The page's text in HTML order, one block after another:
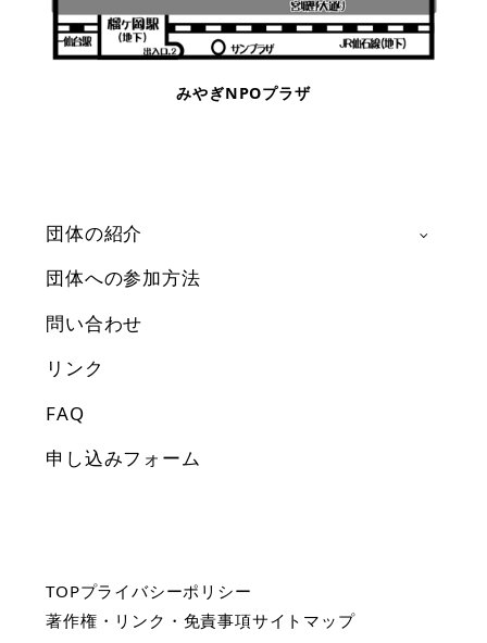
みやぎNPOプラザ
団体の紹介
団体への参加方法
問い合わせ
リンク
FAQ
申し込みフォーム
TOPプライバシーポリシー
著作権・リンク・免責事項サイトマップ